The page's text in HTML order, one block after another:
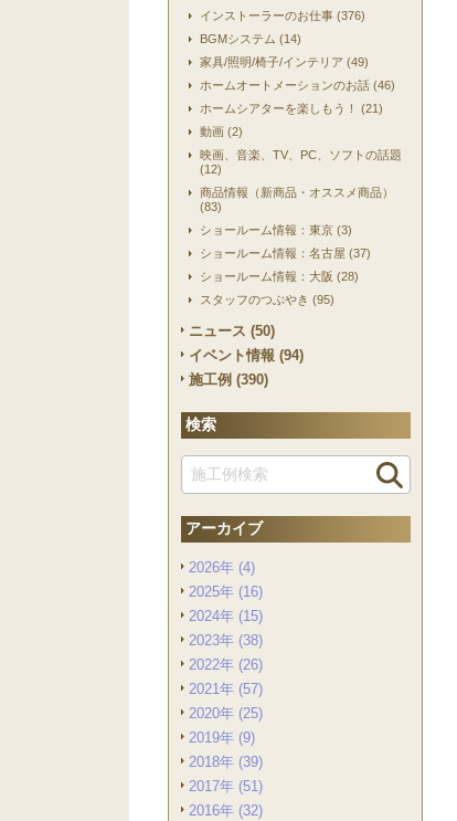
インストーラーのお仕事 (376)
BGMシステム (14)
家具/照明/椅子/インテリア (49)
ホームオートメーションのお話 (46)
ホームシアターを楽しもう！ (21)
動画 (2)
映画、音楽、TV、PC、ソフトの話題
(12)
商品情報（新商品・オススメ商品）
(83)
ショールーム情報：東京 (3)
ショールーム情報：名古屋 (37)
ショールーム情報：大阪 (28)
スタッフのつぶやき (95)
ニュース (50)
イベント情報 (94)
施工例 (390)
検索
アーカイブ
2026年 (4)
2025年 (16)
2024年 (15)
2023年 (38)
2022年 (26)
2021年 (57)
2020年 (25)
2019年 (9)
2018年 (39)
2017年 (51)
2016年 (32)